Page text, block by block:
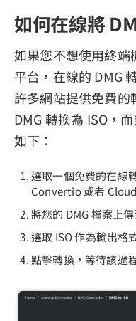
如何在線將
如果您不想使用終端
平台，在線的 DMG
許多網站提供免費
DMG 轉換為 ISO，
如下：
選取一個免費的在線
Convertio 或者
將您的 DMG 檔案上傳
選取 ISO 作為輸出格
點擊轉換，等待該過